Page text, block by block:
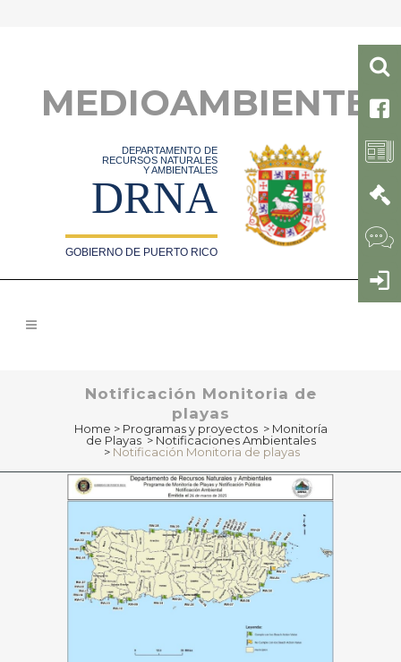
MEDIOAMBIENTE
DEPARTAMENTO DE
RECURSOS NATURALES
Y AMBIENTALES
DRNA
GOBIERNO DE PUERTO RICO
Notificación Monitoria de
playas
Home > Programas y proyectos > Monitoría
de Playas > Notificaciones Ambientales
> Notificación Monitoria de playas